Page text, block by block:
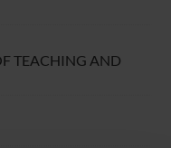
TEACHING AND